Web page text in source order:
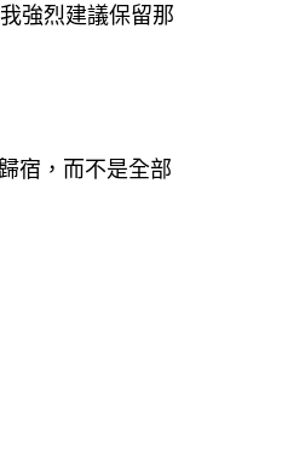
強烈建議保留那
宿，而不是全部